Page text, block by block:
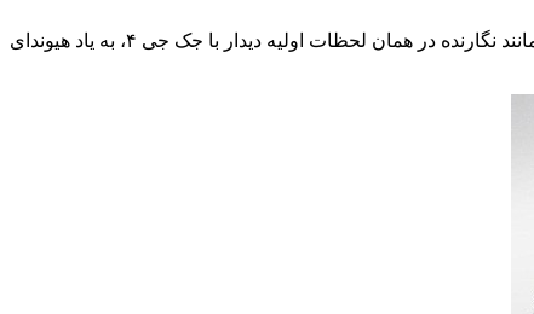
در نگاه اول، نمای ظاهری جک جی ۴ به اندازه برادر بزرگتر خود یعنی مدل جی ۵ چندان جذاب، هماهنگ و زیبا به نظر نمی‌رسد. شاید شما هم مانند نگارنده در همان لحظات اولیه دیدار با جک جی ۴، به یاد هیوندای